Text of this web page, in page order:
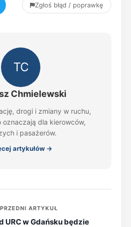
Zgłoś błąd / poprawkę
TC
Chmielewski
drogi i zmiany w ruchu,
oznaczają dla kierowców,
i pasażerów.
artykułów →
ARTYKUŁ
URC w Gdańsku będzie